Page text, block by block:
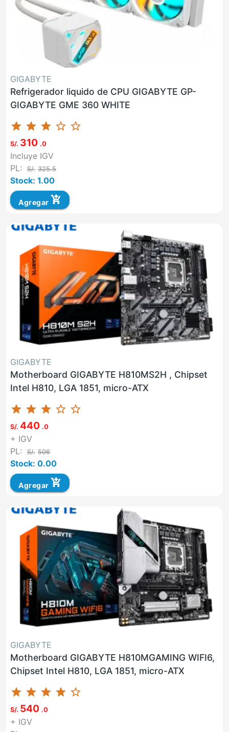
GIGABYTE
Refrigerador liquido de CPU GIGABYTE GP-
GIGABYTE GME 360 WHITE
star star star star_border star_border
S/. 310 .0
Incluye IGV
PL:
S/. 325.5
Stock: 1.00
Agregar add_shopping_cart
GIGABYTE
Motherboard GIGABYTE H810MS2H , Chipset
Intel H810, LGA 1851, micro-ATX
star star star star_border star_border
S/. 440 .0
+ IGV
PL:
S/. 506
Stock: 0.00
Agregar add_shopping_cart
GIGABYTE
Motherboard GIGABYTE H810MGAMING WIFI6,
Chipset Intel H810, LGA 1851, micro-ATX
star star star star star_border
S/. 540 .0
+ IGV